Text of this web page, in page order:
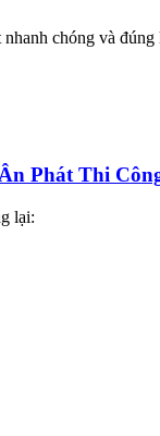
chóng và đúng
Phát Thi
lại: